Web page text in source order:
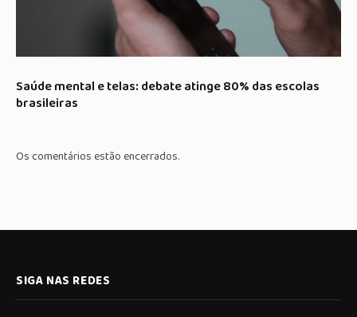
Saúde mental e telas: debate atinge 80% das escolas
brasileiras
Os comentários estão encerrados.
SIGA NAS REDES